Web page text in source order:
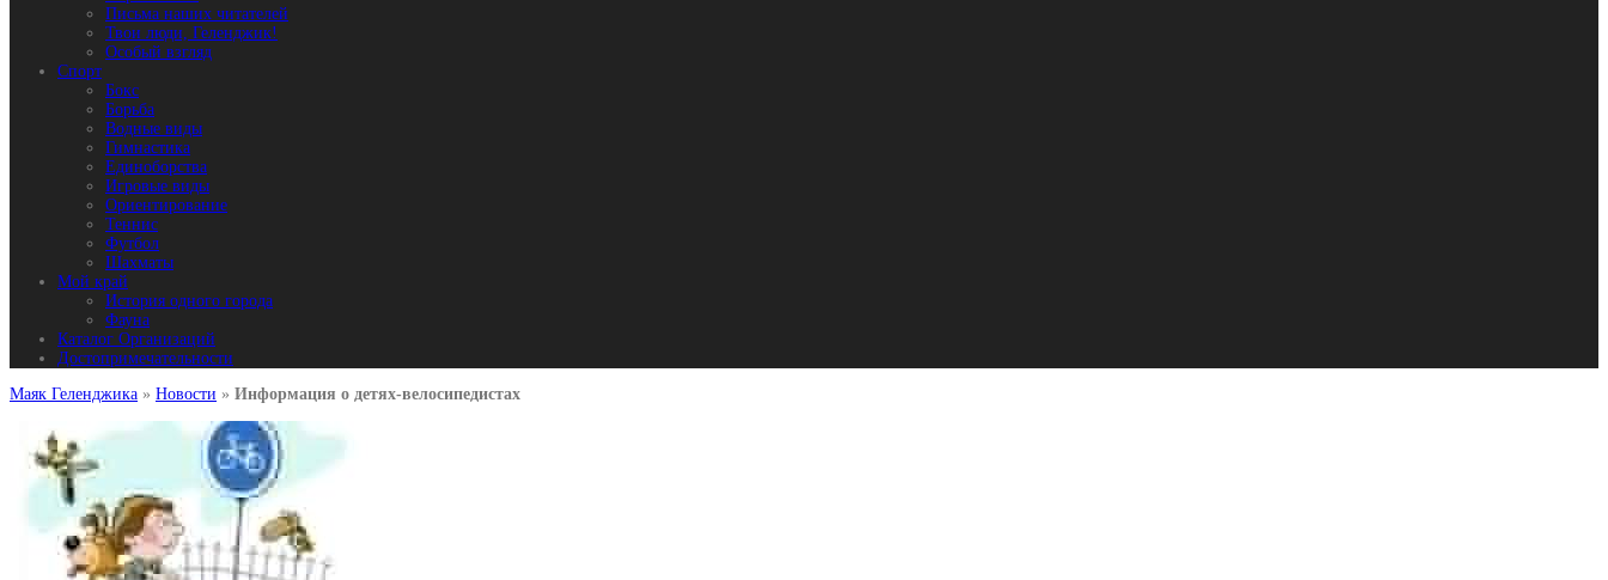
Письма наших читателей
Твои люди, Геленджик!
Особый взгляд
Спорт
Бокс
Борьба
Водные виды
Гимнастика
Единоборства
Игровые виды
Ориентирование
Теннис
Футбол
Шахматы
Мой край
История одного города
Фауна
Каталог Организаций
Достопримечательности
Маяк Геленджика » Новости » Информация о детях-велосипедистах